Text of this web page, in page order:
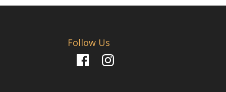
Follow Us
FacebookInstagram